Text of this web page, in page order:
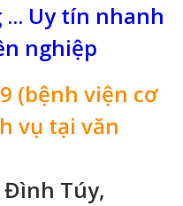
Uy tín nhanh
nghiệp
(bệnh viện cơ
vụ tại văn
Đình Túy,